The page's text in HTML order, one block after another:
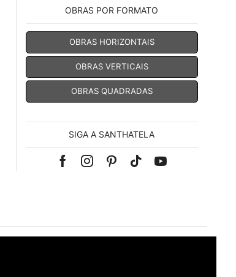
OBRAS POR FORMATO
OBRAS HORIZONTAIS
OBRAS VERTICAIS
OBRAS QUADRADAS
SIGA A SANTHATELA
FacebookInstagramPinterest
Tik-Youtube